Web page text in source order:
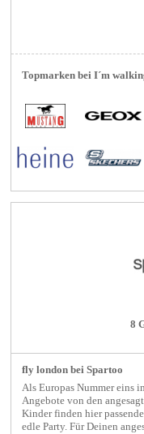
Topmarken bei I´m
8
fly london bei Spartoo
Als Europas Nummer eins
Angebote von den
Kinder finden hier
edle Party. Für Deinen